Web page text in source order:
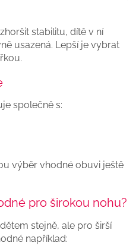
stabilitu, dítě v ní
usazená. Lepší je vybrat
společně s:
výběr vhodné obuvi ještě
pro širokou nohu?
stejně, ale pro širší
například: